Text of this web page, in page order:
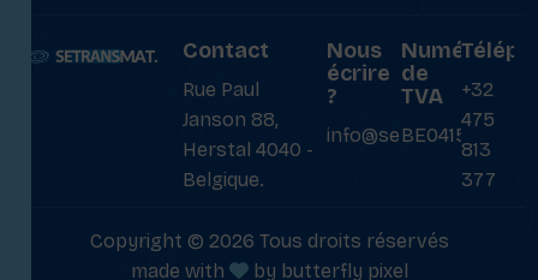
Contact
Rue Paul
Janson 88,
Herstal 4040 -
Belgique.
Nous
écrire
?
info@setransmat.com
Numéro
de
TVA
BE0415027069
+32
475
813
377
Copyright © 2026 Tous droits réservés
made with
by butterfly pixel